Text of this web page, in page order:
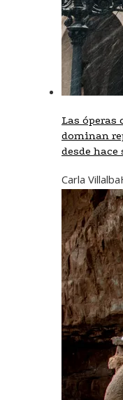
Las óperas
dominan
desde hace
Carla Villalba